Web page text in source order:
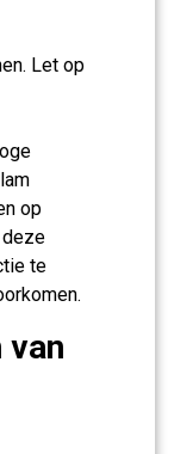
Let op
op
deze
te
van